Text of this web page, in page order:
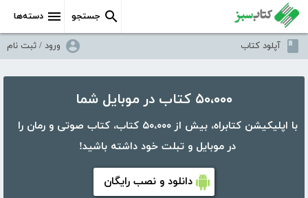
دسته‌ها جستجو
آپلود کتاب ورود / ثبت نام
۵۰،۰۰۰ کتاب در موبایل شما
با اپلیکیشن کتابراه، بیش از ۵۰،۰۰۰ کتاب، کتاب صوتی و رمان را
در موبایل و تبلت خود داشته باشید!
دانلود و نصب رایگان